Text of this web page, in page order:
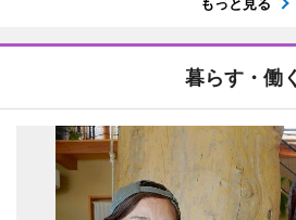
暮らす・働く